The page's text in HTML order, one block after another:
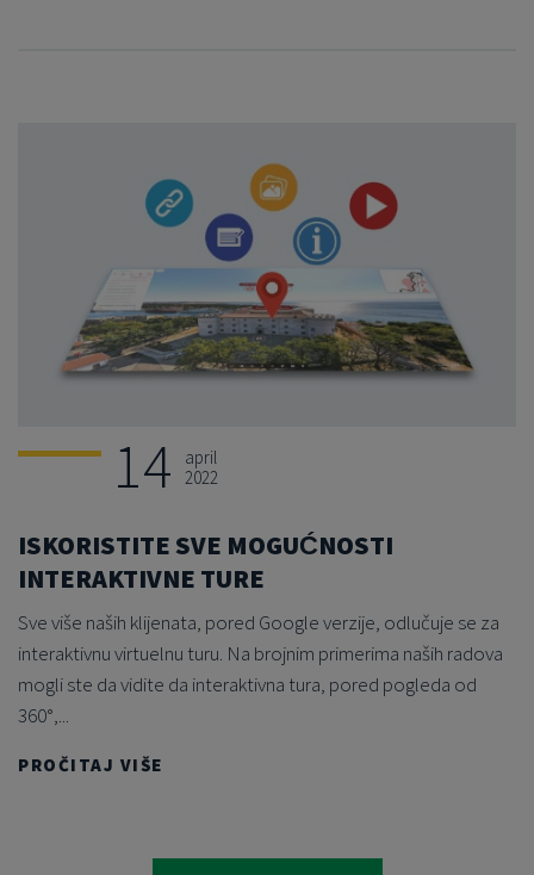
14
april
2022
ISKORISTITE SVE MOGUĆNOSTI
INTERAKTIVNE TURE
Sve više naših klijenata, pored Google verzije, odlučuje se za
interaktivnu virtuelnu turu. Na brojnim primerima naših radova
mogli ste da vidite da interaktivna tura, pored pogleda od
360°,...
PROČITAJ VIŠE